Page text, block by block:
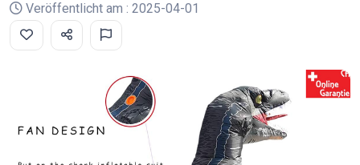
Veröffentlicht am : 2025-04-01